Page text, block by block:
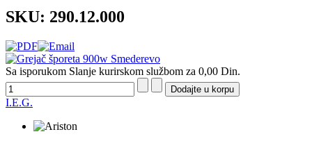
SKU: 290.12.000
Sa isporukom Slanje kurirskom službom za 0,00 Din.
I.E.G.